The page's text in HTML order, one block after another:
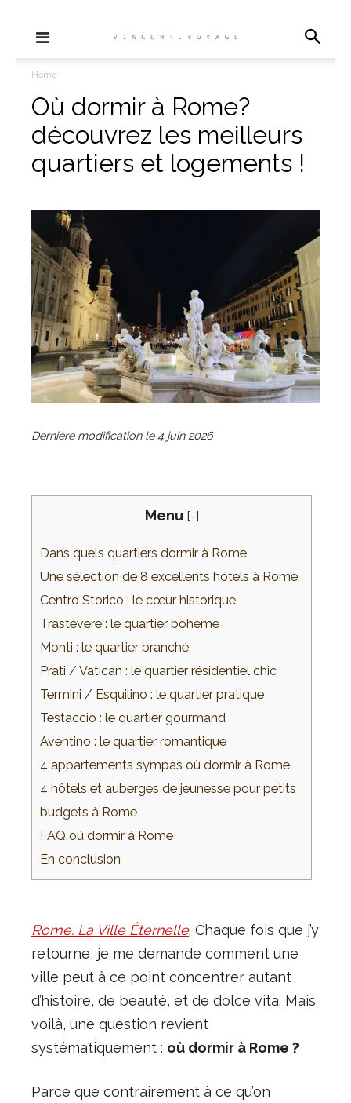
Home
Où dormir à Rome?
découvrez les meilleurs
quartiers et logements !
Dernière modification le4 juin 2026
Menu [-]
Dans quels quartiers dormir à Rome
Une sélection de 8 excellents hôtels à Rome
Centro Storico : le cœur historique
Trastevere : le quartier bohème
Monti : le quartier branché
Prati / Vatican : le quartier résidentiel chic
Termini / Esquilino : le quartier pratique
Testaccio : le quartier gourmand
Aventino : le quartier romantique
4 appartements sympas où dormir à Rome
4 hôtels et auberges de jeunesse pour petits
budgets à Rome
FAQ où dormir à Rome
En conclusion
Rome. La Ville Éternelle. Chaque fois que j’y
retourne, je me demande comment une
ville peut à ce point concentrer autant
d’histoire, de beauté, et de dolce vita. Mais
voilà, une question revient
systématiquement : où dormir à Rome ?
Parce que contrairement à ce qu’on